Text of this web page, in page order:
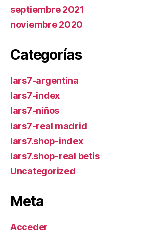
septiembre 2021
noviembre 2020
Categorías
lars7-argentina
lars7-index
lars7-niños
lars7-real madrid
lars7.shop-index
lars7.shop-real betis
Uncategorized
Meta
Acceder